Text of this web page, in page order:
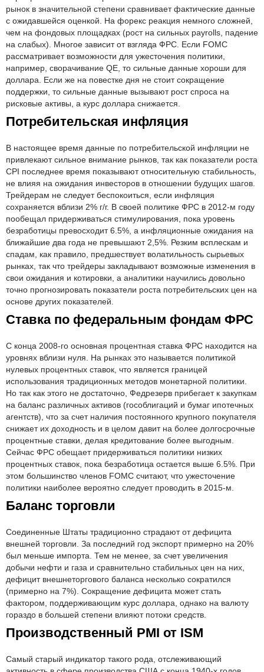
рынок в значительной степени сравнивает фактические данные
с ожидавшейся оценкой. На форекс реакция немного сложней,
чем на фондовых площадках (рост на сильных payrolls, падение
на слабых). Многое зависит от взгляда ФРС. Если FOMC
рассматривает возможности для ужесточения политики,
например, сворачивание QE, то сильные данные хороши для
доллара. Если же на повестке дня не стоит сокращение
поддержки, то сильные данные вызывают рост спроса на
рисковые активы, а курс доллара снижается.
Потребительская инфляция
В настоящее время данные по потребительской инфляции не
привлекают сильное внимание рынков, так как показатели роста
CPI последнее время показывают относительную стабильность,
не влияя на ожидания инвесторов в отношении будущих шагов.
Трейдерам не следует беспокоиться, если инфляция
сохраняется вблизи 2% г/г. В своей политике ФРС в 2012-м году
пообещал придерживаться стимулирования, пока уровень
безработицы превосходит 6.5%, а инфляционные ожидания на
ближайшие два года не превышают 2,5%. Резким всплескам и
спадам, как правило, предшествует волатильность сырьевых
рынках, так что трейдеры закладывают возможные изменения в
свои ожидания и котировки, а аналитики научились довольно
точно прогнозировать показатели роста потребительских цен на
основе других показателей.
Ставка по федеральным фондам ФРС
С конца 2008-го основная процентная ставка ФРС находится на
уровнях вблизи нуля. На рынках это называется политикой
нулевых процентных ставок, что является границей
использования традиционных методов монетарной политики.
Но так как этого не достаточно, Федрезерв прибегает к закупкам
на баланс различных активов (гособлигаций и бумаг ипотечных
агентств), что за счет наличия постоянного крупного покупателя
снижает их доходность и в целом давит на более долгосрочные
процентные ставки, делая кредитование более выгодным.
Сейчас ФРС обещает придерживаться политики низких
процентных ставок, пока безработица остается выше 6.5%. При
этом большинство членов FOMC считают, что ужесточение
политики наиболее вероятно следует проводить в 2015-м.
Баланс торговли
Соединенные Штаты традиционно страдают от дефицита
внешней торговли. За последний год экспорт примерно на 20%
был меньше импорта. Тем не менее, за счет увеличения
добычи нефти и газа и сравнительно стабильных цен на них,
дефицит внешнеторгового баланса несколько сократился
(примерно на 7%). Сокращение дефицита может стать
фактором, поддерживающим курс доллара, однако на валюту
гораздо в большей степени влияют потоки средств.
Производственный PMI от ISM
Самый старый индикатор такого рода, отслеживающий